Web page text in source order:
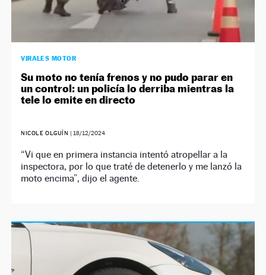
VIRALES MOTOR
Su moto no tenía frenos y no pudo parar en
un control: un policía lo derriba mientras la
tele lo emite en directo
NICOLE OLGUÍN | 18/12/2024
“Vi que en primera instancia intentó atropellar a la
inspectora, por lo que traté de detenerlo y me lanzó la
moto encima”, dijo el agente.